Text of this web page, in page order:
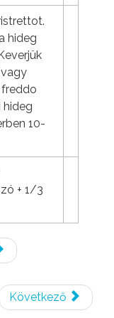
hideg
hideg
10-
+ 1/3
Következő